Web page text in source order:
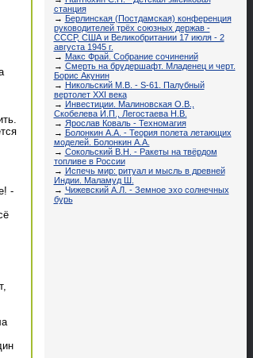
-
станция
→ Берлинская (Постдамская) конференция
руководителей трёх союзных держав -
СССР, США и Великобритании 17 июля - 2
августа 1945 г.
→ Макс Фрай. Собрание сочинений
→ Смерть на брудершафт. Младенец и черт.
Борис Акунин
→ Никольский М.В. - S-61. Палубный
вертолет XXI века
→ Инвестиции. Малиновская О.В.,
Скобелева И.П., Легостаева Н.В.
→ Ярослав Коваль - Техномагия
→ Болонкин А.А. - Теория полета летающих
моделей. Болонкин А.А.
→ Сокольский В.Н. - Ракеты на твёрдом
топливе в России
→ Испечь мир: ритуал и мысль в древней
Индии. Маламуд Ш.
→ Чижевский А.Л. - Земное эхо солнечных
бурь